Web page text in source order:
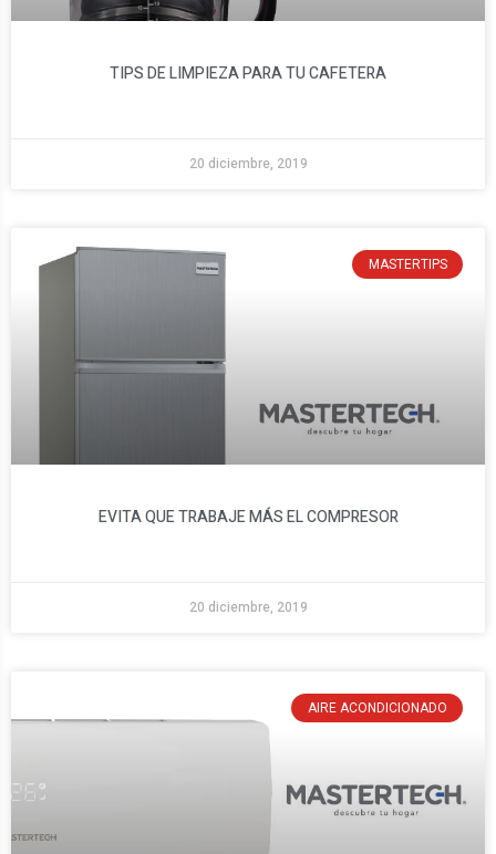
TIPS DE LIMPIEZA PARA TU CAFETERA
20 diciembre, 2019
MASTERTIPS
EVITA QUE TRABAJE MÁS EL COMPRESOR
20 diciembre, 2019
AIRE ACONDICIONADO